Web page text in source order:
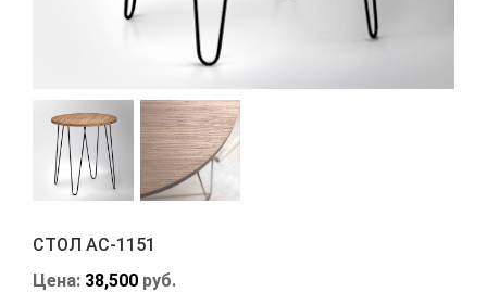
СТОЛ АС-1151
Цена: 38,500 руб.